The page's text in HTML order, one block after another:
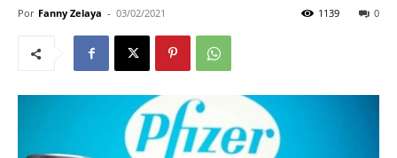
Por Fanny Zelaya - 03/02/2021 0
1139